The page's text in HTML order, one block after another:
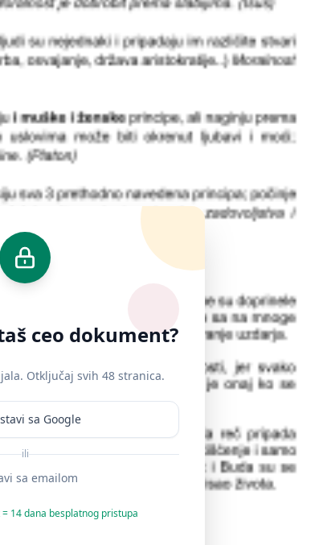
ceo dokument?
Otključaj svih 48 stranica.
sa Google
ili
sa emailom
14 dana besplatnog pristupa